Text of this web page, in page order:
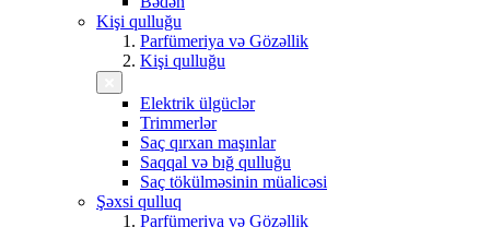
Kişi qulluğu
Parfümeriya və Gözəllik
Kişi qulluğu
Elektrik ülgüclər
Trimmerlər
Saç qırxan maşınlar
Saqqal və bığ qulluğu
Saç tökülməsinin müalicəsi
Şəxsi qulluq
Parfümeriya və Gözəllik